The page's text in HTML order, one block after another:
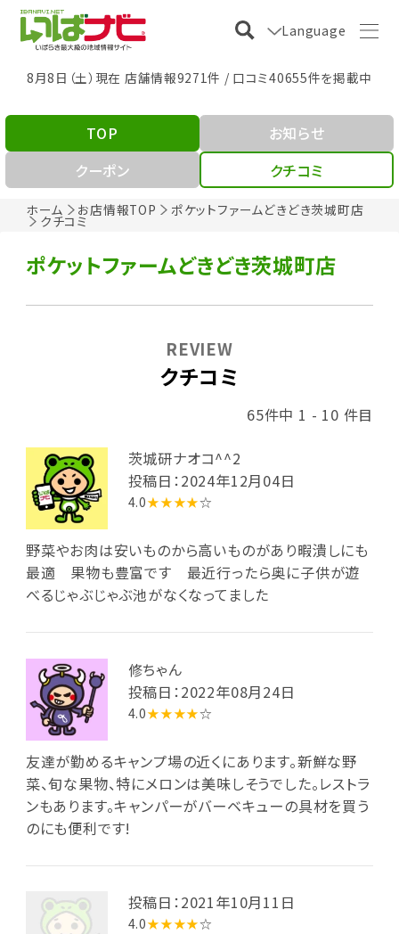
Language
8月8日（土）現在 店舗情報9271件 / 口コミ40655件を掲載中
ホーム お店情報TOP ポケットファームどきどき茨城町店
クチコミ
TOP
お知らせ
クーポン
クチコミ
ポケットファームどきどき茨城町店
クチコミ
REVIEW
65件中 1 - 10 件目
茨城研ナオコ^^2
投稿日：2024年12月04日
4.0★★★★☆
野菜やお肉は安いものから高いものがあり暇潰しにも
最適 果物も豊富です 最近行ったら奥に子供が遊
べるじゃぶじゃぶ池がなくなってました
修ちゃん
投稿日：2022年08月24日
4.0★★★★☆
友達が勤めるキャンプ場の近くにあります。新鮮な野
菜、旬な果物、特にメロンは美味しそうでした。レストラ
ンもあります。キャンパーがバーベキューの具材を買う
のにも便利です!
投稿日：2021年10月11日
4.0★★★★☆